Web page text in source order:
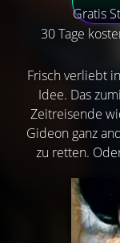
Gratis
30 Tage
Frisch verliebt
Idee. Das
Zeitreisende
Gideon ganz
zu retten.